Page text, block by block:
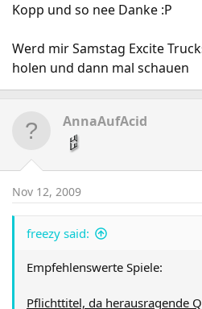
Kopp und so nee Danke :P
Werd mir Samstag Excite
holen und dann mal schauen
AnnaAufAcid
Nov 12, 2009
freezy said:
Empfehlenswerte Spiele:
Pflichttitel, da herausragende